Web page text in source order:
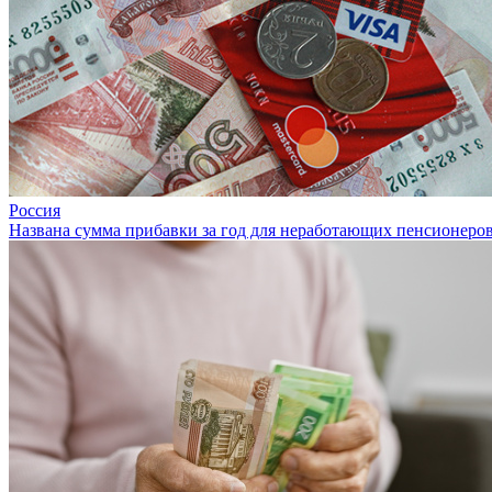
Россия
Названа сумма прибавки за год для неработающих